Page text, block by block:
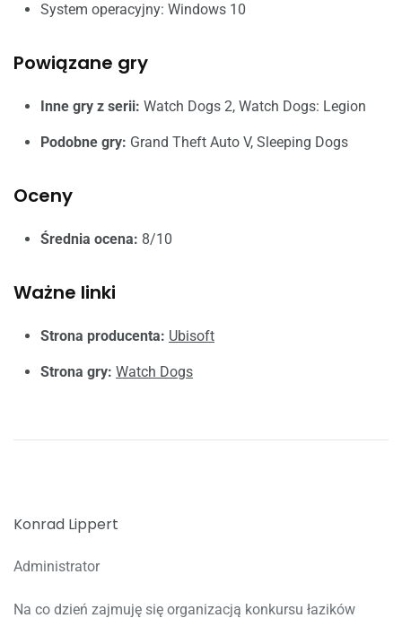
System operacyjny: Windows 10
Powiązane gry
Inne gry z serii: Watch Dogs 2, Watch Dogs: Legion
Podobne gry: Grand Theft Auto V, Sleeping Dogs
Oceny
Średnia ocena: 8/10
Ważne linki
Strona producenta: Ubisoft
Strona gry: Watch Dogs
Konrad Lippert
Administrator
Na co dzień zajmuję się organizacją konkursu łazików